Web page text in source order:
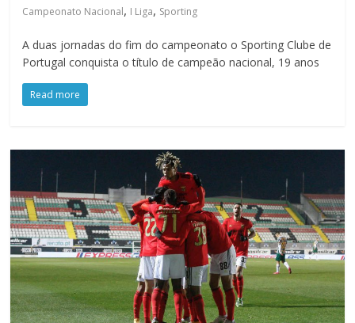
Campeonato Nacional, I Liga, Sporting
A duas jornadas do fim do campeonato o Sporting Clube de
Portugal conquista o título de campeão nacional, 19 anos
Read more